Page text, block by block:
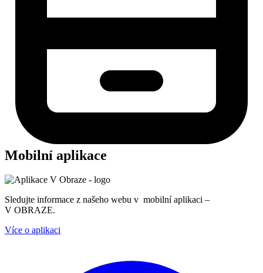
Mobilní aplikace
Sledujte informace z našeho webu v mobilní aplikaci –
V OBRAZE.
Více o aplikaci